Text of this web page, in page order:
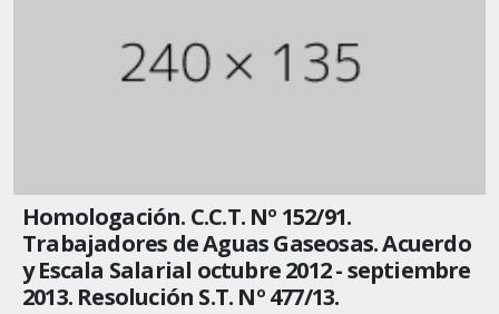
Homologación. C.C.T. Nº 152/91.
Trabajadores de Aguas Gaseosas. Acuerdo
y Escala Salarial octubre 2012 - septiembre
2013. Resolución S.T. Nº 477/13.